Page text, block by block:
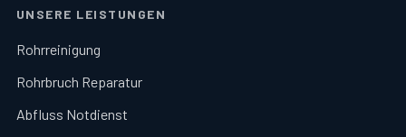
UNSERE LEISTUNGEN
Rohrreinigung
Rohrbruch Reparatur
Abfluss Notdienst